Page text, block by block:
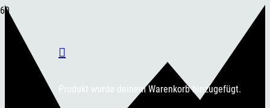
Produkt wurde deinem Warenkorb hinzugefügt.